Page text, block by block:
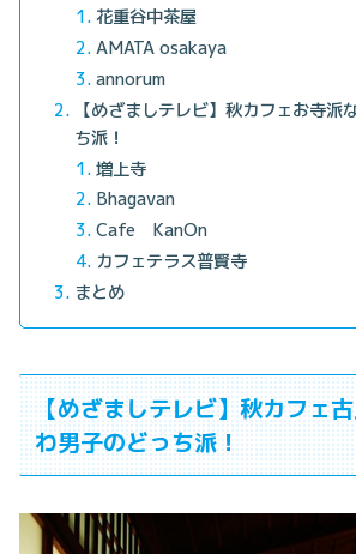
花重谷中茶屋
AMATA osakaya
annorum
【めざましテレビ】秋カフェお寺派
ち派！
増上寺
Bhagavan
Cafe KanOn
カフェテラス普賢寺
まとめ
【めざましテレビ】秋カフェ
わ男子のどっち派！